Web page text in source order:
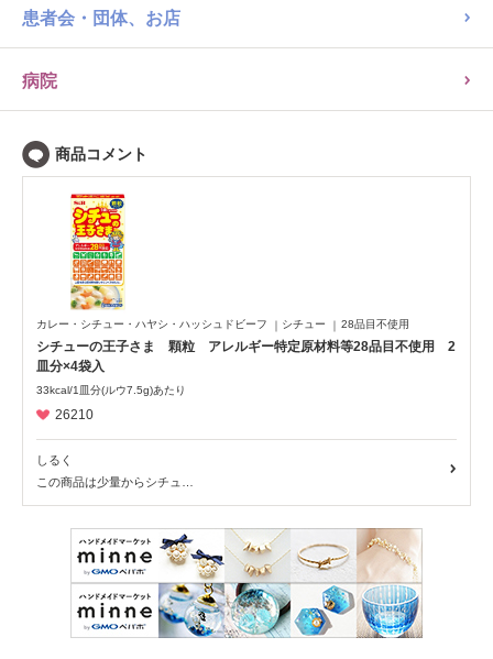
患者会・団体、お店
病院
カレー・シチュー・ハヤシ・ハッシュドビーフ シチュー 28品目不使用
シチューの王子さま 顆粒 アレルギー特定原材料等28品目不使用 2
皿分×4袋入
33kcal/1皿分(ルウ7.5g)あたり
26210
しるく
この商品は少量からシチュ…